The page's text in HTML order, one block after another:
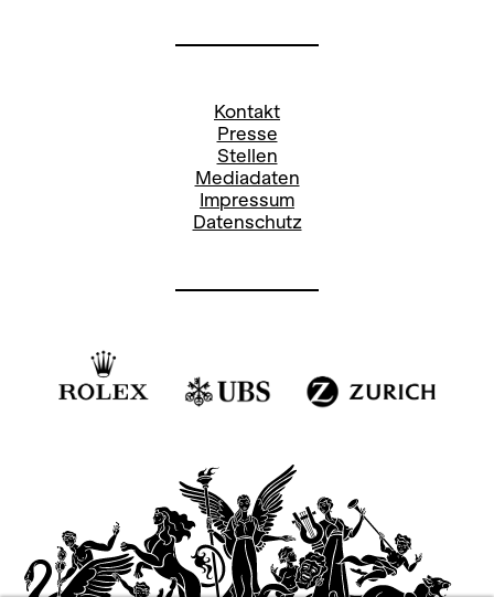
Kontakt
Presse
Stellen
Mediadaten
Impressum
Datenschutz